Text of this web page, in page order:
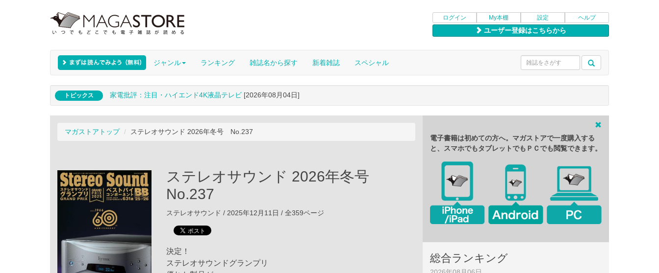
ログイン My本棚 設定 ヘルプ
ユーザー登録はこちらから
ジャンル ランキング 雑誌名から探す 新着雑誌 スペシャル
トピックス 家電批評：注目・ハイエンド4K液晶テレビ [2026年08月04日]
マガストアトップ ステレオサウンド 2026年冬号 No.237
ステレオサウンド 2026年冬号
No.237
ステレオサウンド / 2025年12月11日 / 全359ページ
決定！
ステレオサウンドグランプリ
電子書籍は初めての方へ。マガストアで一度購入する
と、スマホでもタブレットでもＰＣでも閲覧できます。
総合ランキング